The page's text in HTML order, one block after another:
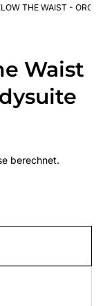
THE WAIST -
Waist
berechnet.